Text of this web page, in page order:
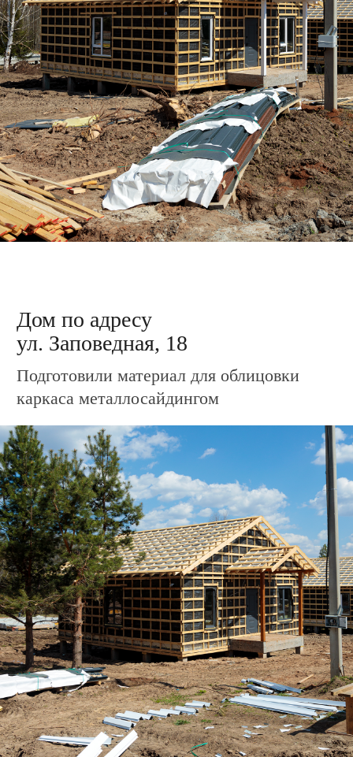
Приступили к обшивке внутренних стен
гипсокартоном
Дом по адресу
ул. Зелёная, 3
Ведём обрешётку кровли
Дом по адресу
ул. Зелёная, 5